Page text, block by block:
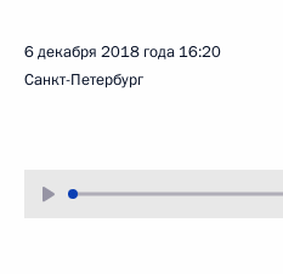
6 декабря 2018 года 16:20
Санкт-Петербург